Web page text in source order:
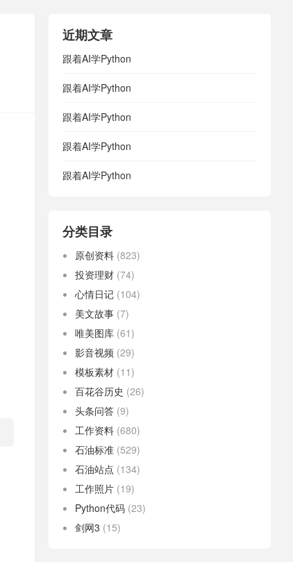
近期文章
跟着AI学Python
跟着AI学Python
跟着AI学Python
跟着AI学Python
跟着AI学Python
分类目录
原创资料 (823)
投资理财 (74)
心情日记 (104)
美文故事 (7)
唯美图库 (61)
影音视频 (29)
模板素材 (11)
百花谷历史 (26)
头条问答 (9)
工作资料 (680)
石油标准 (529)
石油站点 (134)
工作照片 (19)
Python代码 (23)
剑网3 (15)